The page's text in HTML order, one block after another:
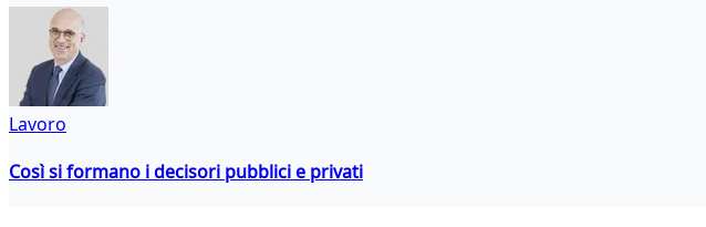
Lavoro
Così si formano i decisori pubblici e privati